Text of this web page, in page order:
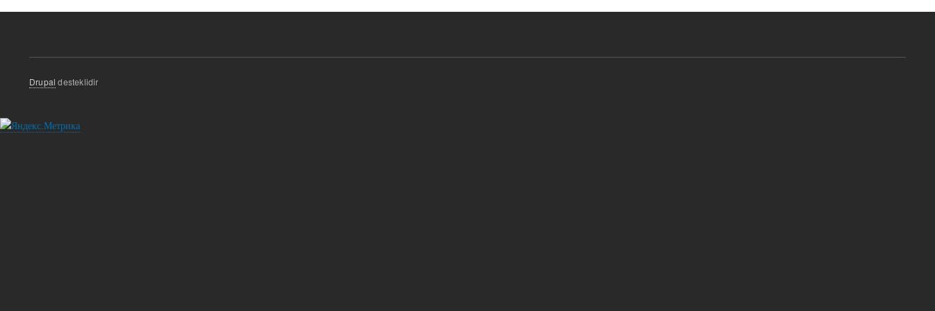
Drupal desteklidir